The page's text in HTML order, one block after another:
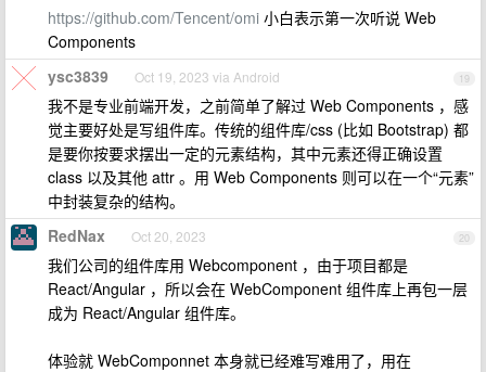
https://github.com/Tencent/omi 小白表示第一次听说 Web
Components
19
ysc3839 Oct 19, 2023 via Android
我不是专业前端开发，之前简单了解过 Web Components ，感
觉主要好处是写组件库。传统的组件库/css (比如 Bootstrap) 都
是要你按要求摆出一定的元素结构，其中元素还得正确设置
class 以及其他 attr 。用 Web Components 则可以在一个“元素”
中封装复杂的结构。
20
RedNax Oct 20, 2023
我们公司的组件库用 Webcomponent ，由于项目都是
React/Angular ，所以会在 WebComponent 组件库上再包一层
成为 React/Angular 组件库。
体验就 WebComponnet 本身就已经难写难用了，用在